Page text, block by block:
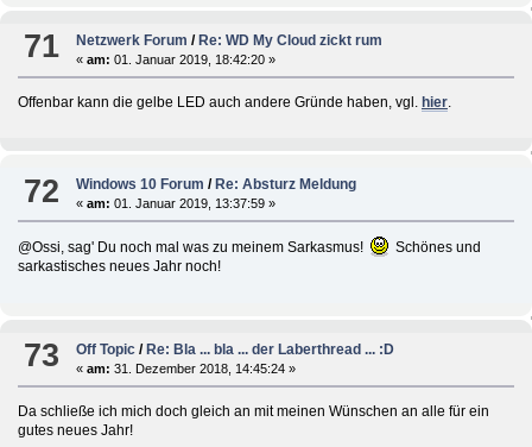
71 Netzwerk Forum / Re: WD My Cloud zickt rum
«am: 01. Januar 2019, 18:42:20 »
Offenbar kann die gelbe LED auch andere Gründe haben, vgl. hier.
72 Windows 10 Forum / Re: Absturz Meldung
«am: 01. Januar 2019, 13:37:59 »
@Ossi, sag' Du noch mal was zu meinem Sarkasmus!
Schönes und
sarkastisches neues Jahr noch!
73 Off Topic / Re: Bla ... bla ... der Laberthread ... :D
«am: 31. Dezember 2018, 14:45:24 »
Da schließe ich mich doch gleich an mit meinen Wünschen an alle für ein
gutes neues Jahr!